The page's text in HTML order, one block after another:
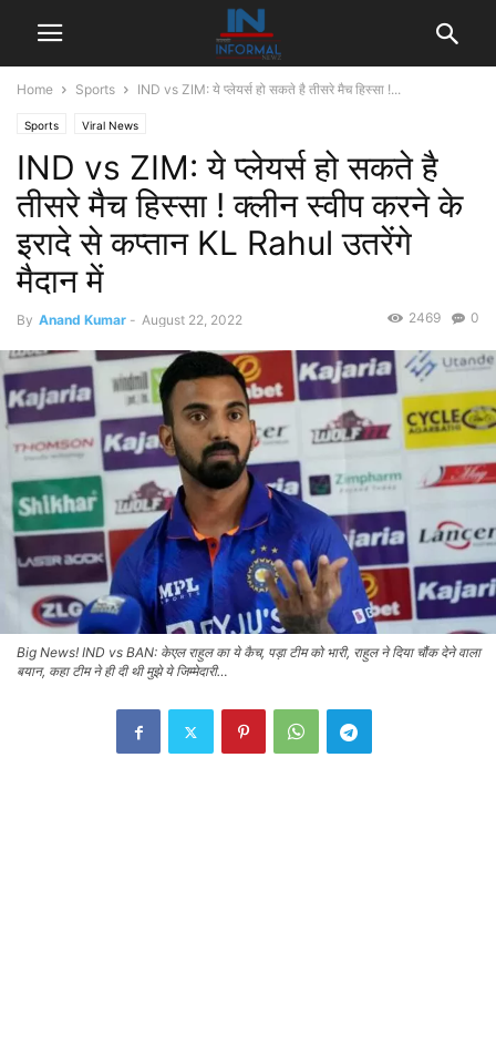
Home Sports IND vs ZIM: ये प्लेयर्स हो सकते है तीसरे मैच हिस्सा !...
Sports Viral News
IND vs ZIM: ये प्लेयर्स हो सकते है
तीसरे मैच हिस्सा ! क्लीन स्वीप करने के
इरादे से कप्तान KL Rahul उतरेंगे
मैदान में
By Anand Kumar - August 22, 2022 0
2469
Big News! IND vs BAN: केएल राहुल का ये कैच, पड़ा टीम को भारी, राहुल ने दिया चौंक देने वाला
बयान, कहा टीम ने ही दी थी मुझे ये जिम्मेदारी…